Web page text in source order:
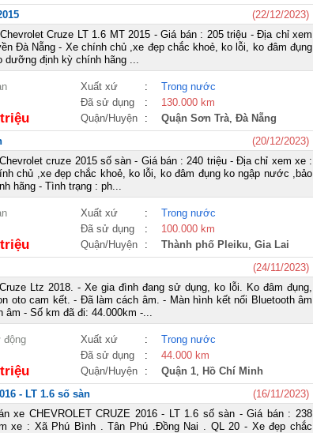
(22/12/2023)
Cruze LT 1.6 MT 2015 - Giá bán : 205 triệu - Địa chỉ xem
Đà Nẵng - Xe chính chủ ,xe đẹp chắc khoẻ, ko lỗi, ko đâm đụng
dưỡng định kỳ chính hãng ...
Xuất xứ :
Trong nước
Đã sử dụng :
130.000 km
Quận/Huyện : Quận Sơn Trà, Đà Nẵng
(20/12/2023)
cruze 2015 số sàn - Giá bán : 240 triệu - Địa chỉ xem xe :
chủ ,xe đẹp chắc khoẻ, ko lỗi, ko đâm đụng ko ngập nước ,bảo
hãng - Tình trạng : ph...
Xuất xứ :
Trong nước
Đã sử dụng :
100.000 km
Quận/Huyện : Thành phố Pleiku, Gia Lai
(24/11/2023)
Ltz 2018. - Xe gia đình đang sử dụng, ko lỗi. Ko đâm đụng,
oto cam kết. - Đã làm cách âm. - Màn hình kết nối Bluetooth âm
âm - Số km đã đi: 44.000km -...
động Xuất xứ :
Trong nước
Đã sử dụng :
44.000 km
Quận/Huyện : Quận 1, Hồ Chí Minh
- LT 1.6 số sàn
(16/11/2023)
xe CHEVROLET CRUZE 2016 - LT 1.6 số sàn - Giá bán : 238
xe : Xã Phú Bình . Tân Phú .Đồng Nai . QL 20 - Xe đẹp chắc